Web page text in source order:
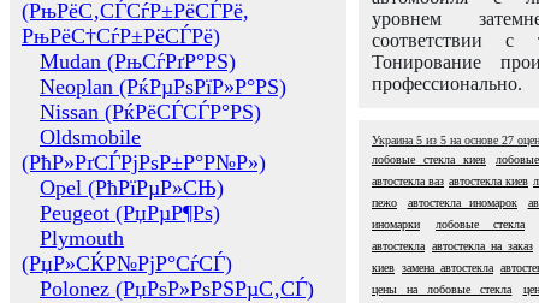
(РњРёС‚СЃСѓР±РёСЃРё,
РњРёС†СѓР±РёСЃРё)
Mudan (РњСѓРґР°РЅ)
Neoplan (РќРµРѕРїР»Р°РЅ)
Nissan (РќРёСЃСЃР°РЅ)
Oldsmobile
(РћР»РґСЃРјРѕР±Р°Р№Р»)
Opel (РћРїРµР»СЊ)
Peugeot (РџРµР¶Рѕ)
Plymouth
(РџР»СЌР№РјР°СѓСЃ)
Polonez (РџРѕР»РѕРЅРµС‚СЃ)
уровнем
соответствии с
Тонирование
профессионально.
Украина 5 из 5 на основе 27
лобовые стекла киев
автостекла ваз автостекла киев
пежо
автостекла иномарок
иномарки
лобовые стекла
автостекла автостекла на заказ
киев замена автостекла
цены на лобовые стекла